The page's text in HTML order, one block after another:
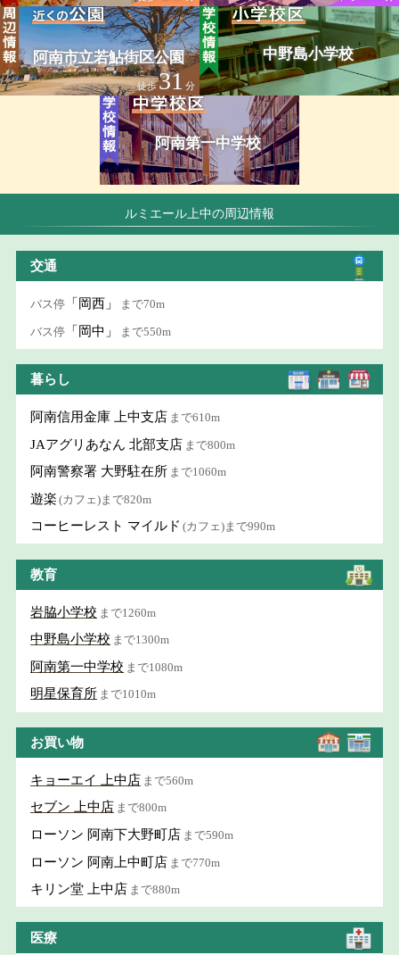
阿南市立若鮎街区公園
徒歩31 分
中野島小学校
阿南第一中学校
ルミエール上中の周辺情報
交通
バス停 「岡西」 まで70m
バス停 「岡中」 まで550m
暮らし
阿南信用金庫 上中支店 まで610m
JAアグリあなん 北部支店 まで800m
阿南警察署 大野駐在所 まで1060m
遊楽 (カフェ)まで820m
コーヒーレスト マイルド (カフェ)まで990m
教育
岩脇小学校 まで1260m
中野島小学校 まで1300m
阿南第一中学校 まで1080m
明星保育所 まで1010m
お買い物
キョーエイ 上中店 まで560m
セブン 上中店 まで800m
ローソン 阿南下大野町店 まで590m
ローソン 阿南上中町店 まで770m
キリン堂 上中店 まで880m
医療